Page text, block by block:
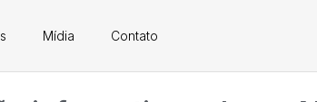
Mídia Contato